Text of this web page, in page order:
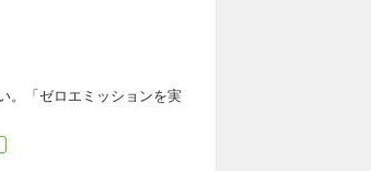
。「ゼロエミッションを実